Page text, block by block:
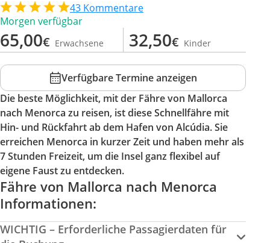
43 Kommentare
Morgen verfügbar
65,00€ Erwachsene 32,50€ Kinder
Verfügbare Termine anzeigen
Die beste Möglichkeit, mit der Fähre von Mallorca
nach Menorca zu reisen, ist diese Schnellfähre mit
Hin- und Rückfahrt ab dem Hafen von Alcúdia. Sie
erreichen Menorca in kurzer Zeit und haben mehr als
7 Stunden Freizeit, um die Insel ganz flexibel auf
eigene Faust zu entdecken.
Fähre von Mallorca nach Menorca
Informationen:
WICHTIG – Erforderliche Passagierdaten für